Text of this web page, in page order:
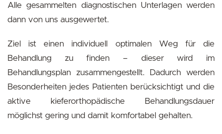
Alle gesammelten diagnostischen Unterlagen werden
dann von uns ausgewertet.
Ziel ist einen individuell optimalen Weg für die
Behandlung zu finden – dieser wird im
Behandlungsplan zusammengestellt. Dadurch werden
Besonderheiten jedes Patienten berücksichtigt und die
aktive kieferorthopädische Behandlungsdauer
möglichst gering und damit komfortabel gehalten.